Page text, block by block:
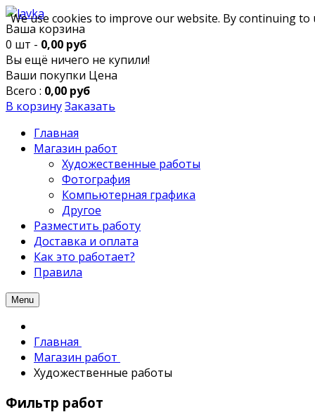
Ваша корзина
0 шт - 0,00 руб
Вы ещё ничего не купили!
Ваши покупки Цена
Всего : 0,00 руб
В корзинуЗаказать
Главная
Магазин работ
Художественные работы
Фотография
Компьютерная графика
Другое
Разместить работу
Доставка и оплата
Как это работает?
Правила
Menu
Главная
Магазин работ
Художественные работы
Фильтр работ
We use cookies to improve our website. By continuing